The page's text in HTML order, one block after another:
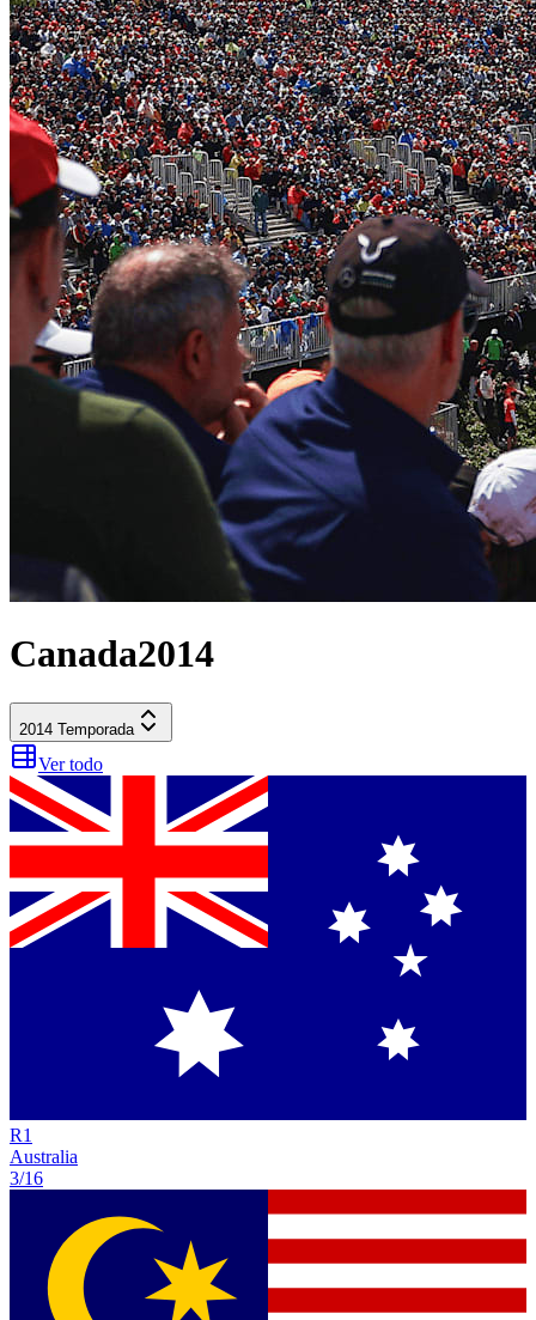
Canada2014
2014 Temporada
Ver todo
R1
Australia
3/16